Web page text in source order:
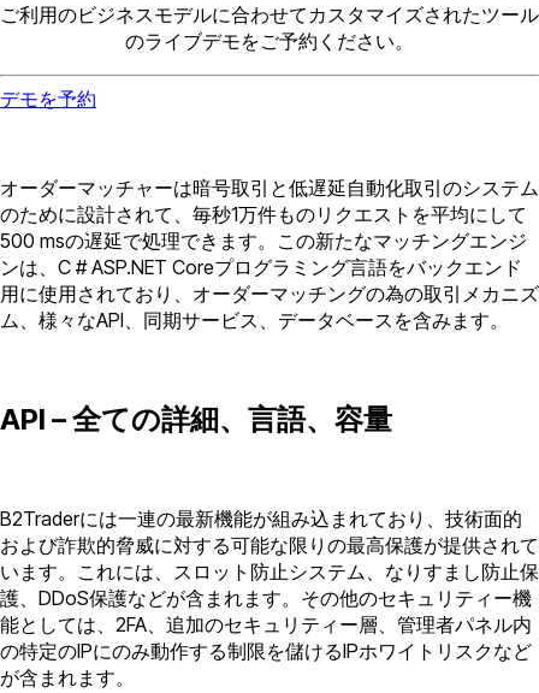
ご利用のビジネスモデルに合わせてカスタマイズされたツール
のライブデモをご予約ください。
デモを予約
オーダーマッチャーは暗号取引と低遅延自動化取引のシステム
のために設計されて、毎秒1万件ものリクエストを平均にして
500 msの遅延で処理できます。この新たなマッチングエンジ
ンは、C # ASP.NET Coreプログラミング言語をバックエンド
用に使用されており、オーダーマッチングの為の取引メカニズ
ム、様々なAPI、同期サービス、データベースを含みます。
API – 全ての詳細、言語、容量
B2Traderには一連の最新機能が組み込まれており、技術面的
および詐欺的脅威に対する可能な限りの最高保護が提供されて
います。これには、スロット防止システム、なりすまし防止保
護、DDoS保護などが含まれます。その他のセキュリティー機
能としては、2FA、追加のセキュリティー層、管理者パネル内
の特定のIPにのみ動作する制限を儲けるIPホワイトリスクなど
が含まれます。